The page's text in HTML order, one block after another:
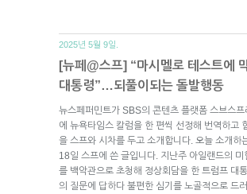
2025년 5월 9일.
[뉴페@스프] “마시멜로 테스트에
대통령”…되풀이되는 돌발행동
뉴스페퍼민트가 SBS의 콘텐츠 플랫폼 스브스
에 뉴욕타임스 칼럼을 한 편씩 선정해 번역하고
을 스프와 시차를 두고 소개합니다. 오늘 소개하
18일 스프에 쓴 글입니다. 지난주 아일랜드의 미
를 백악관으로 초청해 정상회담을 한 트럼프 대
의 질문에 답하다 불편한 심기를 노골적으로 드